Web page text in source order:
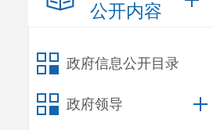
公开内容
政府信息公开目录
政府领导